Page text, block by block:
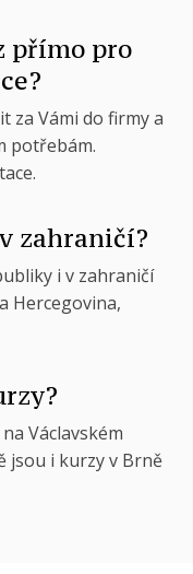
přímo pro
za Vámi do firmy a
potřebám.
zahraničí?
i v zahraničí
Hercegovina,
Václavském
jsou i kurzy v Brně